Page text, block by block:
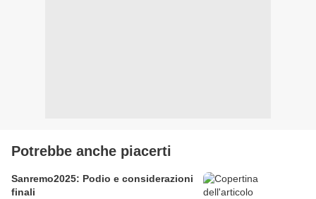
Potrebbe anche piacerti
Sanremo2025: Podio e considerazioni
finali